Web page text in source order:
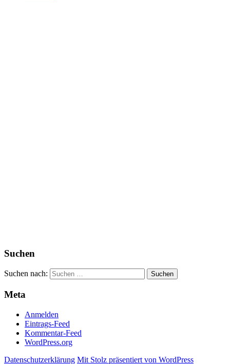
Suchen
Suchen nach:
Meta
Anmelden
Eintrags-Feed
Kommentar-Feed
WordPress.org
Datenschutzerklärung Mit Stolz präsentiert von WordPress